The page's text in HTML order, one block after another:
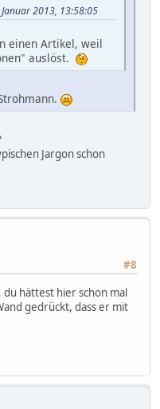
2013, 13:58:05
einen Artikel, weil
auslöst.
Jargon schon
#8
du hättest hier schon mal
gedrückt, dass er mit